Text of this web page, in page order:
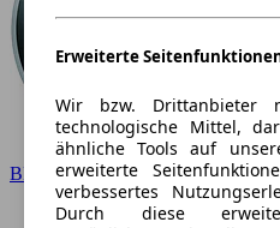
BMW
Erweiterte
Wir bzw. Drittanbieter
technologische Mittel,
ähnliche Tools auf
erweiterte
verbessertes
Durch diese